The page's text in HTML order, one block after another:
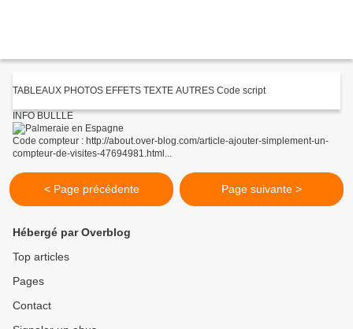
TABLEAUX PHOTOS EFFETS TEXTE AUTRES Code script
INFO BULLLE
Code compteur : http://about.over-blog.com/article-ajouter-simplement-un-
compteur-de-visites-47694981.html...
< Page précédente Page suivante >
Hébergé par Overblog
Top articles
Pages
Contact